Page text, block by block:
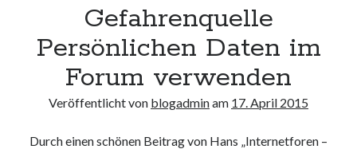
Gefahrenquelle
Persönlichen Daten im
Forum verwenden
Veröffentlicht von blogadminam 17. April 2015
Durch einen schönen Beitrag von Hans „Internetforen –